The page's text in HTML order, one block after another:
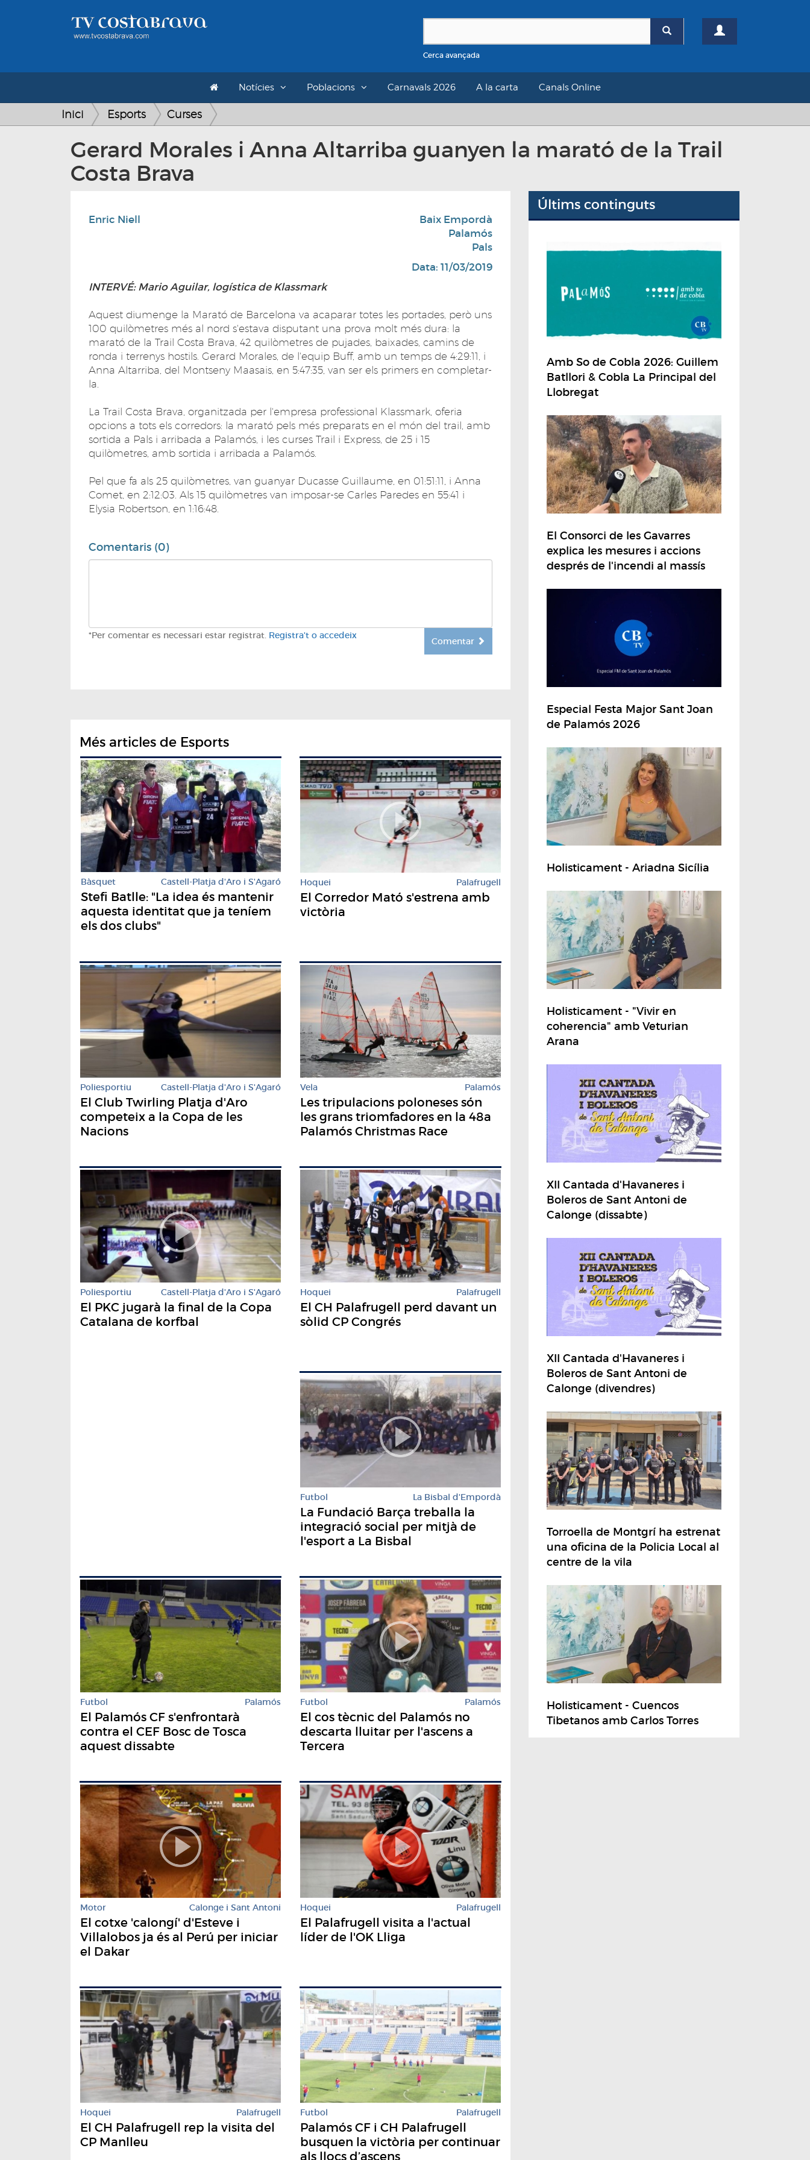
Cerca avançada
Notícies Poblacions Carnavals 2026 A la carta Canals Online
Inici Esports Curses
Gerard Morales i Anna Altarriba guanyen la marató de la Trail
Costa Brava
Enric Niell
Baix Empordà
Palamós
Pals
Data: 11/03/2019
INTERVÉ: Mario Aguilar, logística de Klassmark
Aquest diumenge la Marató de Barcelona va acaparar totes les portades, però uns
100 quilòmetres més al nord s'estava disputant una prova molt més dura: la
marató de la Trail Costa Brava, 42 quilòmetres de pujades, baixades, camins de
ronda i terrenys hostils. Gerard Morales, de l'equip Buff, amb un temps de 4:29:11, i
Anna Altarriba, del Montseny Maasais, en 5:47:35, van ser els primers en completar-
la.
La Trail Costa Brava, organitzada per l'empresa professional Klassmark, oferia
opcions a tots els corredors: la marató pels més preparats en el món del trail, amb
sortida a Pals i arribada a Palamós, i les curses Trail i Express, de 25 i 15
quilòmetres, amb sortida i arribada a Palamós.
Pel que fa als 25 quilòmetres, van guanyar Ducasse Guillaume, en 01:51:11, i Anna
Comet, en 2:12:03. Als 15 quilòmetres van imposar-se Carles Paredes en 55:41 i
Elysia Robertson, en 1:16:48.
Comentaris (0)
*Per comentar es necessari estar registrat. Registra't o accedeix
Comentar
Més articles de Esports
Bàsquet Castell-Platja d'Aro i S'Agaró
Stefi Batlle: "La idea és mantenir
aquesta identitat que ja teníem
els dos clubs"
Hoquei Palafrugell
El Corredor Mató s'estrena amb
victòria
Poliesportiu Castell-Platja d'Aro i S'Agaró
El Club Twirling Platja d'Aro
competeix a la Copa de les
Nacions
Vela Palamós
Les tripulacions poloneses són
les grans triomfadores en la 48a
Palamós Christmas Race
Poliesportiu Castell-Platja d'Aro i S'Agaró
El PKC jugarà la final de la Copa
Catalana de korfbal
Hoquei Palafrugell
El CH Palafrugell perd davant un
sòlid CP Congrés
Futbol La Bisbal d'Empordà
La Fundació Barça treballa la
integració social per mitjà de
l'esport a La Bisbal
Futbol Palamós
El Palamós CF s'enfrontarà
contra el CEF Bosc de Tosca
aquest dissabte
Futbol Palamós
El cos tècnic del Palamós no
descarta lluitar per l'ascens a
Tercera
Motor Calonge i Sant Antoni
El cotxe 'calongí' d'Esteve i
Villalobos ja és al Perú per iniciar
el Dakar
Hoquei Palafrugell
El Palafrugell visita a l'actual
líder de l'OK Lliga
Hoquei Palafrugell
El CH Palafrugell rep la visita del
CP Manlleu
Futbol Palafrugell
Palamós CF i CH Palafrugell
busquen la victòria per continuar
als llocs d’ascens
Últims continguts
Amb So de Cobla 2026: Guillem
Batllori & Cobla La Principal del
Llobregat
El Consorci de les Gavarres
explica les mesures i accions
després de l'incendi al massís
Especial Festa Major Sant Joan
de Palamós 2026
Holisticament - Ariadna Sicília
Holisticament - "Vivir en
coherencia" amb Veturian
Arana
XII Cantada d'Havaneres i
Boleros de Sant Antoni de
Calonge (dissabte)
XII Cantada d'Havaneres i
Boleros de Sant Antoni de
Calonge (divendres)
Torroella de Montgrí ha estrenat
una oficina de la Policia Local al
centre de la vila
Holisticament - Cuencos
Tibetanos amb Carlos Torres